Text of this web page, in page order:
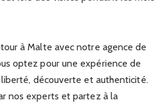
à Malte avec notre agence de
optez pour une expérience de
découverte et authenticité.
nos experts et partez à la